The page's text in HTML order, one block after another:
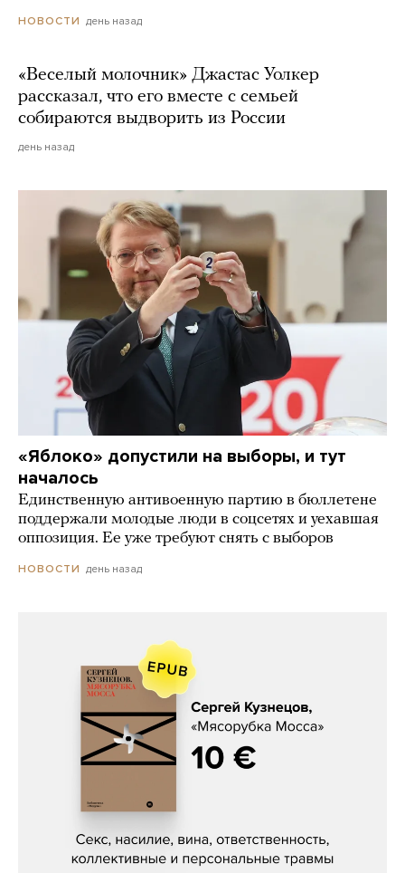
НОВОСТИ день назад
«Веселый молочник» Джастас Уолкер
рассказал, что его вместе с семьей
собираются выдворить из России
день назад
«Яблоко» допустили на выборы, и тут
началось
Единственную антивоенную партию в бюллетене
поддержали молодые люди в соцсетях и уехавшая
оппозиция. Ее уже требуют снять с выборов
НОВОСТИ день назад
Сергей Кузнецов, «Мясорубка